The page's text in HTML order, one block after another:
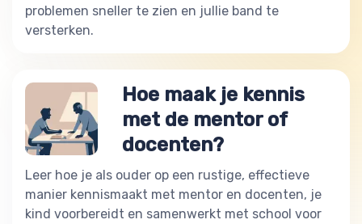
problemen sneller te zien en jullie band te
versterken.
Hoe maak je kennis
met de mentor of
docenten?
Leer hoe je als ouder op een rustige, effectieve
manier kennismaakt met mentor en docenten, je
kind voorbereidt en samenwerkt met school voor